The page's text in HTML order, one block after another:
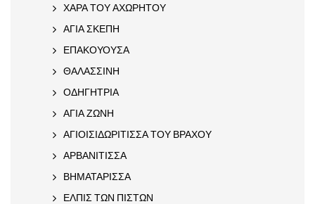
ΧΑΡΑ ΤΟΥ ΑΧΩΡΗΤΟΥ
ΑΓΙΑ ΣΚΕΠΗ
ΕΠΑΚΟΥΟΥΣΑ
ΘΑΛΑΣΣΙΝΗ
ΟΔΗΓΗΤΡΙΑ
ΑΓΙΑ ΖΩΝΗ
ΑΓΙΟΙΣΙΔΩΡΙΤΙΣΣΑ ΤΟΥ ΒΡΑΧΟΥ
ΑΡΒΑΝΙΤΙΣΣΑ
ΒΗΜΑΤΑΡΙΣΣΑ
ΕΛΠΙΣ ΤΩΝ ΠΙΣΤΩΝ